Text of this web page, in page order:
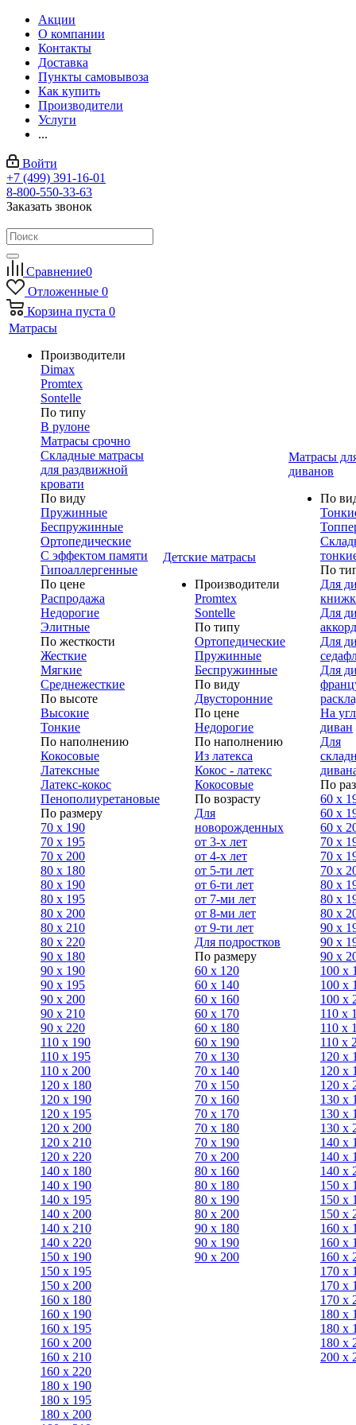
Акции
О компании
Контакты
Доставка
Пункты самовывоза
Как купить
Производители
Услуги
...
Войти
+7 (499) 391-16-01
8-800-550-33-63
Заказать звонок
Сравнение0
Отложенные 0
Корзина пуста 0
Матрасы
Производители
Dimax
Promtex
Sontelle
По типу
В рулоне
Матрасы срочно
Складные матрасы
для раздвижной
кровати
По виду
Пружинные
Беспружинные
Ортопедические
С эффектом памяти
Гипоаллергенные
По цене
Распродажа
Недорогие
Элитные
По жесткости
Жесткие
Мягкие
Среднежесткие
По высоте
Высокие
Тонкие
По наполнению
Кокосовые
Латексные
Латекс-кокос
Пенополиуретановые
По размеру
70 х 190
70 х 195
70 х 200
80 х 180
80 х 190
80 х 195
80 х 200
80 x 210
80 x 220
90 x 180
90 х 190
90 х 195
90 х 200
90 x 210
90 x 220
110 x 190
110 x 195
110 x 200
120 x 180
120 х 190
120 х 195
120 х 200
120 x 210
120 x 220
140 x 180
140 х 190
140 х 195
140 х 200
140 x 210
140 x 220
150 х 190
150 х 195
150 х 200
160 x 180
160 х 190
160 х 195
160 х 200
160 x 210
160 x 220
180 х 190
180 х 195
180 х 200
Детские матрасы
Производители
Promtex
Sontelle
По типу
Ортопедические
Пружинные
Беспружинные
По виду
Двусторонние
По цене
Недорогие
По наполнению
Из латекса
Кокос - латекс
Кокосовые
По возрасту
Для
новорожденных
от 3-х лет
от 4-х лет
от 5-ти лет
от 6-ти лет
от 7-ми лет
от 8-ми лет
от 9-ти лет
Для подростков
По размеру
60 х 120
60 х 140
60 х 160
60 х 170
60 х 180
60 х 190
70 х 130
70 х 140
70 х 150
70 х 160
70 х 170
70 х 180
70 х 190
70 х 200
80 х 160
80 х 180
80 x 190
80 x 200
90 х 180
90 x 190
90 x 200
Матрасы
диванов
По
По
Для
Для
Для
Для
На
диван
Для
По
60 х
60 х
60 х
70 x
70 х
70 x
80 x
80 x
80 x
90 x
90 x
90 x
100 x
100 х
100 x
110 x
110 х
110 х
120 х
120 х
120 х
130 х
130 х
130 х
140 х
140 х
140 х
150 х
150 х
150 х
160 х
160 х
160 х
170 х
170 х
170 х
180 х
180 х
180 х
200 x